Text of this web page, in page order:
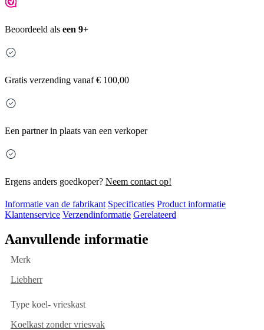
Beoordeeld als een 9+
Gratis verzending vanaf € 100,00
Een partner in plaats van een verkoper
Ergens anders goedkoper? Neem contact op!
Informatie van de fabrikant Specificaties Product informatie
Klantenservice Verzendinformatie Gerelateerd
Aanvullende informatie
Merk
Liebherr
Type koel- vrieskast
Koelkast zonder vriesvak